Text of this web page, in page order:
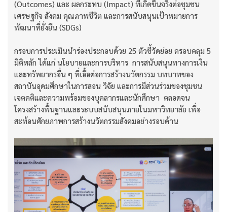
(Outcomes) และ ผลกระทบ (Impact) ที่เกิดขึ้นจริงต่อชุมชน
เศรษฐกิจ สังคม คุณภาพชีวิต และการสนับสนุนเป้าหมายการ
พัฒนาที่ยั่งยืน (SDGs)
กรอบการประเมินนำร่องประกอบด้วย 25 ตัวชี้วัดย่อย ครอบคลุม 5
มิติหลัก ได้แก่ นโยบายและการบริหาร การสนับสนุนทางการเงิน
และทรัพยากรอื่น ๆ ที่เอื้อต่อการสร้างนวัตกรรม บทบาทของ
สถาบันอุดมศึกษาในการสอน วิจัย และการมีส่วนร่วมของชุมชน
เจตคติและความพร้อมของบุคลากรและนักศึกษา ตลอดจน
โครงสร้างพื้นฐานและระบบสนับสนุนภายในมหาวิทยาลัย เพื่อ
สะท้อนศักยภาพการสร้างนวัตกรรมสังคมอย่างรอบด้าน